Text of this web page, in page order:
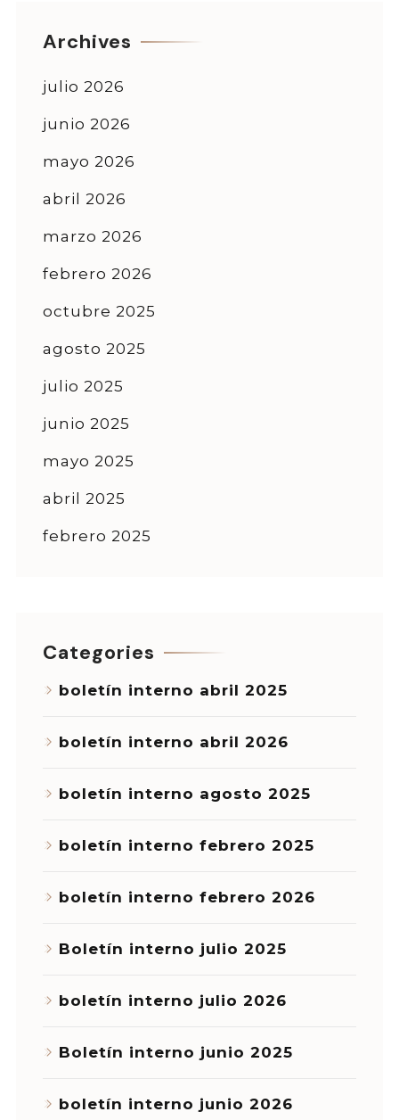
Archives
julio 2026
junio 2026
mayo 2026
abril 2026
marzo 2026
febrero 2026
octubre 2025
agosto 2025
julio 2025
junio 2025
mayo 2025
abril 2025
febrero 2025
Categories
boletín interno abril 2025
boletín interno abril 2026
boletín interno agosto 2025
boletín interno febrero 2025
boletín interno febrero 2026
Boletín interno julio 2025
boletín interno julio 2026
Boletín interno junio 2025
boletín interno junio 2026